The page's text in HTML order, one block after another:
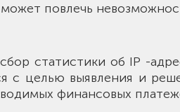
повлечь
статистики об IP -
с целью выявления и
финансовых